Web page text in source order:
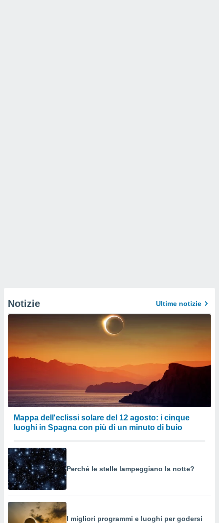
Notizie Ultime notizie
Mappa dell'eclissi solare del 12 agosto: i cinque
luoghi in Spagna con più di un minuto di buio
Perché le stelle lampeggiano la notte?
I migliori programmi e luoghi per godersi